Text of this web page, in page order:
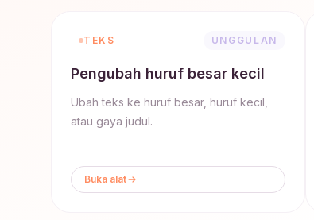
TEKS UNGGULAN
Pengubah huruf besar kecil
Ubah teks ke huruf besar, huruf kecil,
atau gaya judul.
Buka alat